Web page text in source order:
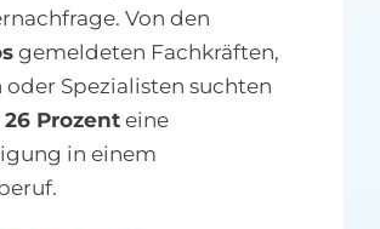
Von den
gemeldeten Fachkräften,
oder Spezialisten suchten
26 Prozenteine
in einem